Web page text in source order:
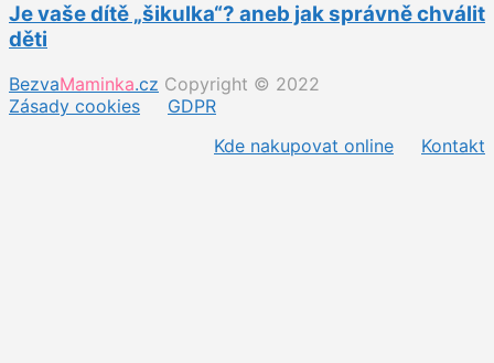
Je vaše dítě „šikulka“? aneb jak správně chválit
děti
BezvaMaminka.cz Copyright © 2022
Zásady cookies
GDPR
Kde nakupovat online
Kontakt